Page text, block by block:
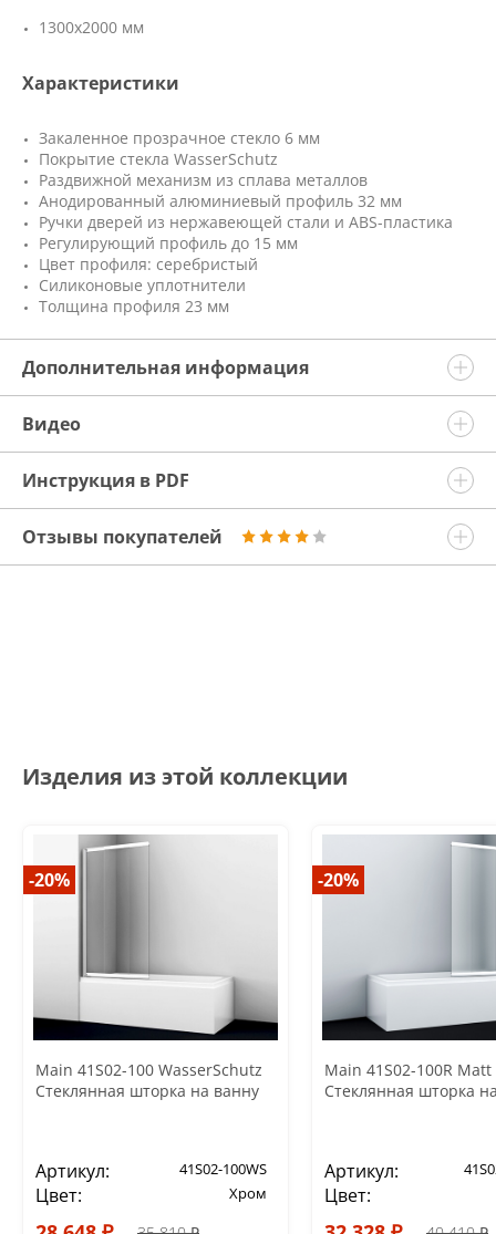
1300x2000 мм
Характеристики
Закаленное прозрачное стекло 6 мм
Покрытие стекла WasserSchutz
Раздвижной механизм из сплава металлов
Анодированный алюминиевый профиль 32 мм
Ручки дверей из нержавеющей стали и ABS-пластика
Регулирующий профиль до 15 мм
Цвет профиля: серебристый
Силиконовые уплотнители
Толщина профиля 23 мм
Дополнительная информация
Видео
Инструкция в PDF
Отзывы покупателей
Изделия из этой коллекции
-20%
Main 41S02-100 WasserSchutz
Стеклянная шторка на ванну
Артикул: 41S02-100WS
Цвет: Хром
-20%
Main 41S02-100R Matt
Стеклянная шторка
Артикул:
Цвет: